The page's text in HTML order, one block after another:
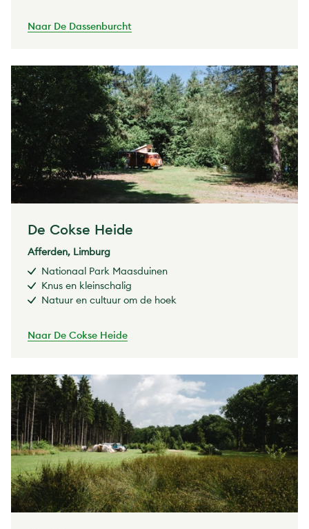
Naar De Dassenburcht
De Cokse Heide
Afferden, Limburg
Nationaal Park Maasduinen
Knus en kleinschalig
Natuur en cultuur om de hoek
Naar De Cokse Heide